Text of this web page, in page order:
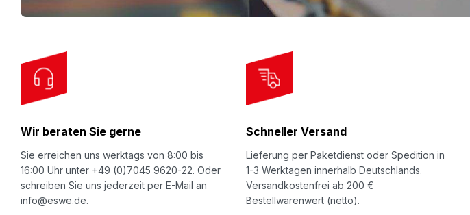
f
e
w
s
Wir beraten Sie gerne
Sie erreichen uns werktags von 8:00 bis
16:00 Uhr unter +49 (0)7045 9620-22. Oder
schreiben Sie uns jederzeit per E-Mail an
info@eswe.de.
Schneller Versand
Lieferung per Paketdienst oder Spedition in
1-3 Werktagen innerhalb Deutschlands.
Versandkostenfrei ab 200 €
Bestellwarenwert (netto).